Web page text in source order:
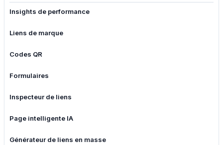
Insights de performance
Liens de marque
Codes QR
Formulaires
Inspecteur de liens
Page intelligente IA
Générateur de liens en masse